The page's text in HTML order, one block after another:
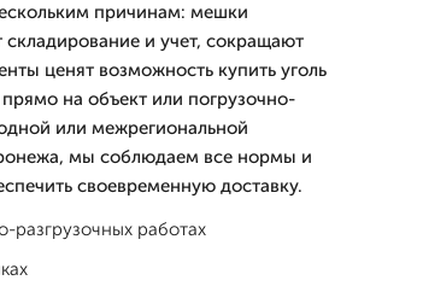
причинам: мешки
и учет, сокращают
ценят возможность купить уголь
на объект или погрузочно-
или межрегиональной
мы соблюдаем все нормы и
своевременную доставку.
работах